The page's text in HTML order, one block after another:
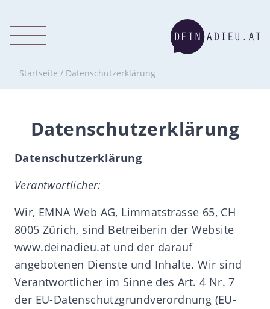
Startseite / Datenschutzerklärung
Datenschutzerklärung
Datenschutzerklärung
Verantwortlicher:
Wir, EMNA Web AG, Limmatstrasse 65, CH
8005 Zürich, sind Betreiberin der Website
www.deinadieu.at und der darauf
angebotenen Dienste und Inhalte. Wir sind
Verantwortlicher im Sinne des Art. 4 Nr. 7
der EU-Datenschutzgrundverordnung (EU-